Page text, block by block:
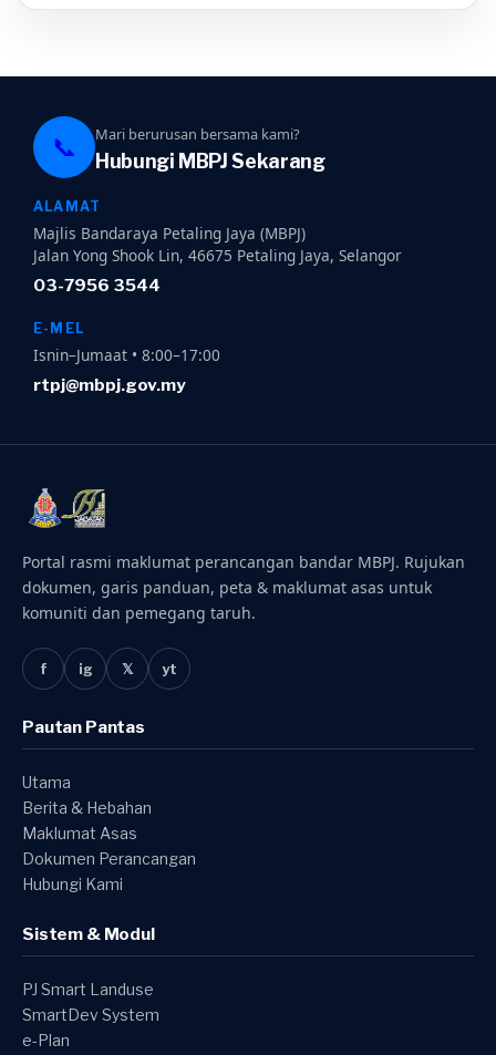
📞 Mari berurusan bersama kami?
Hubungi MBPJ Sekarang
ALAMAT
Majlis Bandaraya Petaling Jaya (MBPJ)
Jalan Yong Shook Lin, 46675 Petaling Jaya, Selangor
03-7956 3544
E-MEL
Isnin–Jumaat • 8:00–17:00
rtpj@mbpj.gov.my
Portal rasmi maklumat perancangan bandar MBPJ. Rujukan
dokumen, garis panduan, peta & maklumat asas untuk
komuniti dan pemegang taruh.
f ig 𝕏 yt
Pautan Pantas
Utama
Berita & Hebahan
Maklumat Asas
Dokumen Perancangan
Hubungi Kami
Sistem & Modul
PJ Smart Landuse
SmartDev System
e-Plan